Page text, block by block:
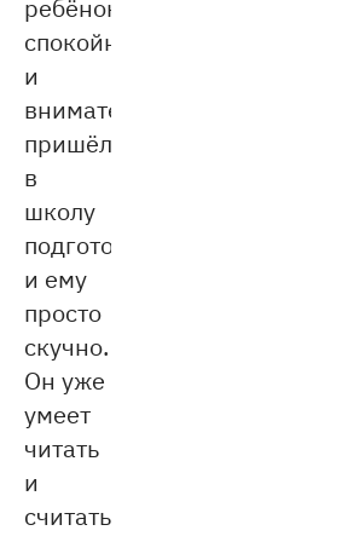
ребёнок
спокойный
и
внимательный,
пришёл
в
школу
подготовленным,
и ему
просто
скучно.
Он уже
умеет
читать
и
считать,